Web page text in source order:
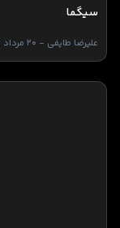
سیگما
علیرضا طایفی - 20 مرداد 1399